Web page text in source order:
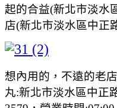
起的合益(新北市淡水
店(新北市淡水區中正
想內用的，不遠的老
丸:新北市淡水區中正